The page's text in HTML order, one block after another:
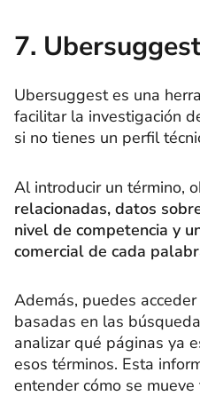
7.
Ubersuggest es una
facilitar la investigación
si no tienes un perfil
Al introducir un término,
relacionadas, datos
nivel de competencia y
comercial de cada
Además, puedes
basadas en las
analizar qué páginas ya
esos términos. Esta
entender cómo se